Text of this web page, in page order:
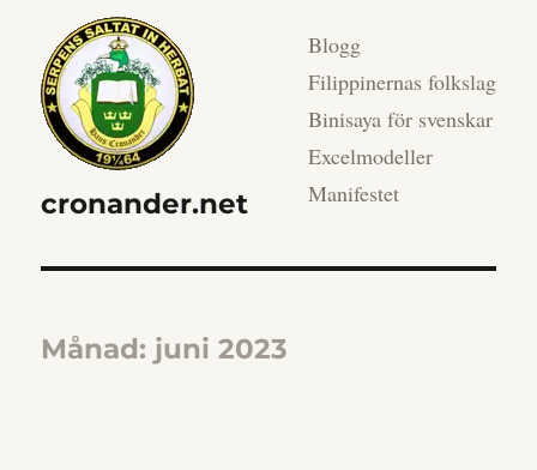
cronander.net
Blogg
Filippinernas folkslag
Binisaya för svenskar
Excelmodeller
Manifestet
Månad: juni 2023